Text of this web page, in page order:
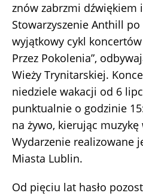
znów zabrzmi
Stowarzyszenie Anthill
wyjątkowy cykl
Przez Pokolenia”,
Wieży Trynitarskiej.
niedziele wakacji od 6
punktualnie o godzinie
na żywo, kierując
Wydarzenie realizowane
Miasta Lublin.
Od pięciu lat hasło